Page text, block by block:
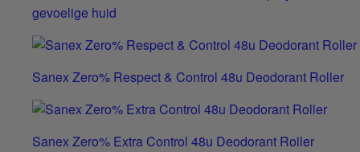
gevoelige huid
Sanex Zero% Respect & Control 48u Deodorant Roller
Sanex Zero% Extra Control 48u Deodorant Roller